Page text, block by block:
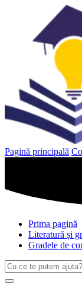
Pagină principală
Prima pagină
Literatură și
Gradele de
Caută
după:
Search